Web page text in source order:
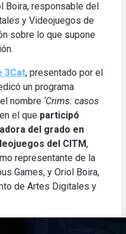
Boira, responsable del
y Videojuegos de
sobre lo que supone
.
3Cat, presentado por el
un programa
nombre ‘Crims: casos
el que participó
del grado en
del CITM,
representante de la
Games, y Oriol Boira,
de Artes Digitales y